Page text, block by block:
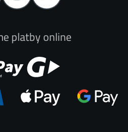
platby online